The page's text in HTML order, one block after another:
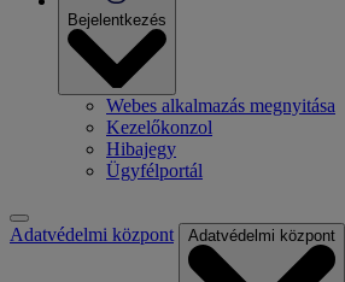
Bejelentkezés
Webes alkalmazás megnyitása
Kezelőkonzol
Hibajegy
Ügyfélportál
Adatvédelmi központ Adatvédelmi központ